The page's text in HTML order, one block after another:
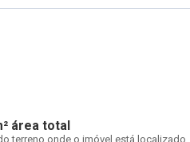
área total
terreno onde o imóvel está localizado